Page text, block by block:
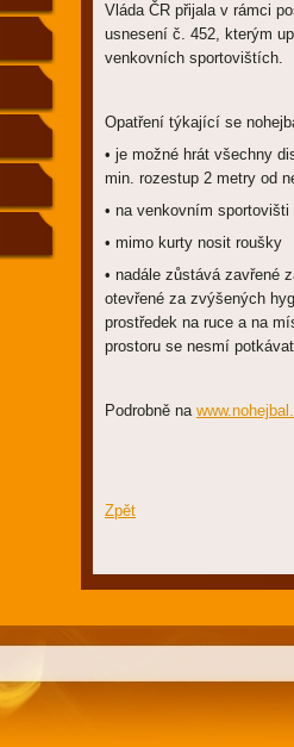
Vláda ČR přijala v rámci
usnesení č. 452, kterým
venkovních sportovištích.
Opatření týkající se
• je možné hrát všechny
min. rozestup 2 metry od
• na venkovním
• mimo kurty nosit roušky
• nadále zůstává zavřené
otevřené za zvýšených
prostředek na ruce a na
prostoru se nesmí
Podrobně na
Zpět